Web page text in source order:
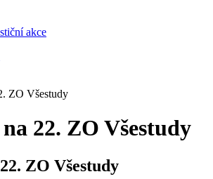
akce
ZO Všestudy
22. ZO Všestudy
ZO Všestudy